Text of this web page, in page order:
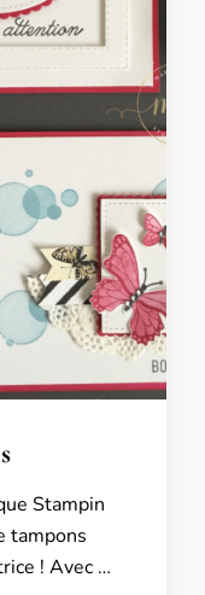
Stampin
tampons
! Avec …